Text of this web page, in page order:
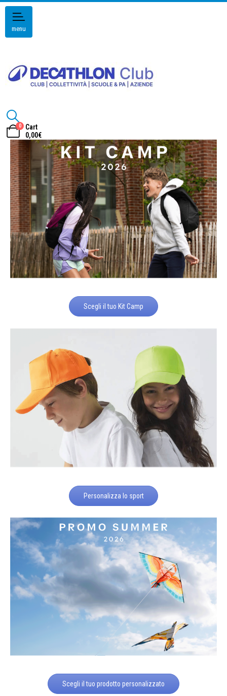
menu
0
Cart
0,00€
Scegli il tuo Kit Camp
Personalizza lo sport
Scegli il tuo prodotto personalizzato